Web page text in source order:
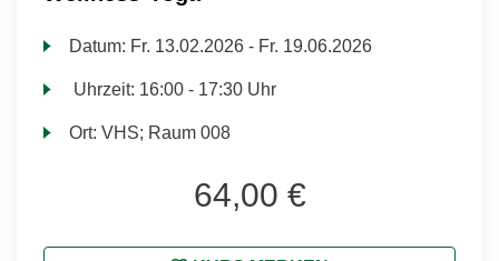
Datum: Fr. 13.02.2026 - Fr. 19.06.2026
Uhrzeit: 16:00 - 17:30 Uhr
Ort:VHS; Raum 008
64,00 €